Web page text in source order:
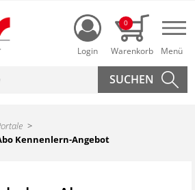
Login
0
Kennenlern-Angebot